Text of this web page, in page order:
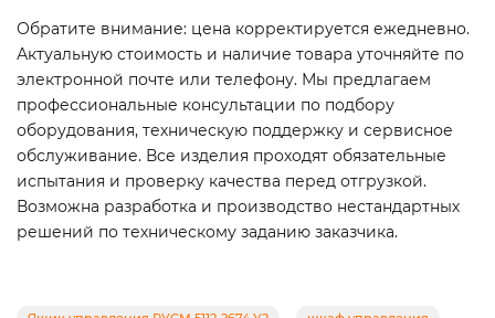
Обратите внимание: цена корректируется ежедневно.
Актуальную стоимость и наличие товара уточняйте по
электронной почте или телефону. Мы предлагаем
профессиональные консультации по подбору
оборудования, техническую поддержку и сервисное
обслуживание. Все изделия проходят обязательные
испытания и проверку качества перед отгрузкой.
Возможна разработка и производство нестандартных
решений по техническому заданию заказчика.